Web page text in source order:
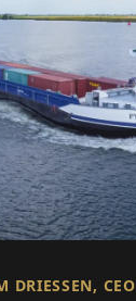
DRIESSEN, CEO